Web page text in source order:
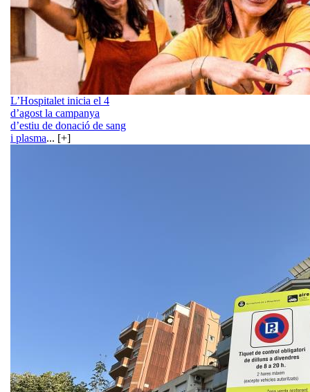
L’Hospitalet inicia el 4
d’agost la campanya
d’estiu de donació de sang
i plasma... [+]